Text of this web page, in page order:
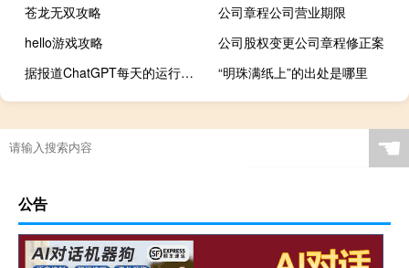
苍龙无双攻略
公司章程公司营业期限
hello游戏攻略
公司股权变更公司章程修正案
据报道ChatGPT每天的运行成本为700万美元
“明珠满纸上”的出处是哪里
☚
公告